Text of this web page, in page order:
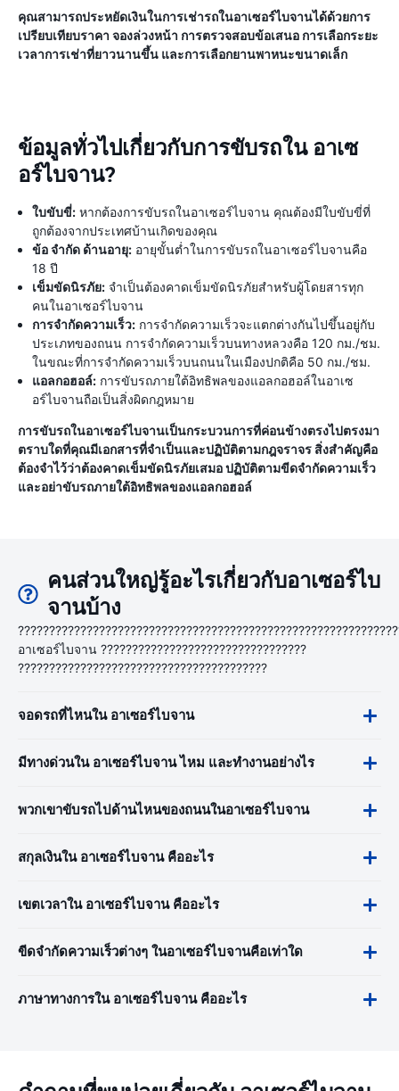
คุณสามารถประหยัดเงินในการเช่ารถในอาเซอร์ไบจานได้ด้วยการ
เปรียบเทียบราคา จองล่วงหน้า การตรวจสอบข้อเสนอ การเลือกระยะ
เวลาการเช่าที่ยาวนานขึ้น และการเลือกยานพาหนะขนาดเล็ก
ข้อมูลทั่วไปเกี่ยวกับการขับรถใน อาเซ
อร์ไบจาน?
ใบขับขี่: หากต้องการขับรถในอาเซอร์ไบจาน คุณต้องมีใบขับขี่ที่
ถูกต้องจากประเทศบ้านเกิดของคุณ
ข้อ จำกัด ด้านอายุ: อายุขั้นต่ำในการขับรถในอาเซอร์ไบจานคือ
18 ปี
เข็มขัดนิรภัย: จำเป็นต้องคาดเข็มขัดนิรภัยสำหรับผู้โดยสารทุก
คนในอาเซอร์ไบจาน
การจำกัดความเร็ว: การจำกัดความเร็วจะแตกต่างกันไปขึ้นอยู่กับ
ประเภทของถนน การจำกัดความเร็วบนทางหลวงคือ 120 กม./ชม.
ในขณะที่การจำกัดความเร็วบนถนนในเมืองปกติคือ 50 กม./ชม.
แอลกอฮอล์: การขับรถภายใต้อิทธิพลของแอลกอฮอล์ในอาเซ
อร์ไบจานถือเป็นสิ่งผิดกฎหมาย
การขับรถในอาเซอร์ไบจานเป็นกระบวนการที่ค่อนข้างตรงไปตรงมา
ตราบใดที่คุณมีเอกสารที่จำเป็นและปฏิบัติตามกฎจราจร สิ่งสำคัญคือ
ต้องจำไว้ว่าต้องคาดเข็มขัดนิรภัยเสมอ ปฏิบัติตามขีดจำกัดความเร็ว
และอย่าขับรถภายใต้อิทธิพลของแอลกอฮอล์
คนส่วนใหญ่รู้อะไรเกี่ยวกับอาเซอร์ไบ
จานบ้าง
อาเซอร์ไบจาน ?????????????????????????????????
????????????????????????????????????????
จอดรถที่ไหนใน อาเซอร์ไบจาน
มีทางด่วนใน อาเซอร์ไบจาน ไหม และทำงานอย่างไร
พวกเขาขับรถไปด้านไหนของถนนในอาเซอร์ไบจาน
สกุลเงินใน อาเซอร์ไบจาน คืออะไร
เขตเวลาใน อาเซอร์ไบจาน คืออะไร
ขีดจำกัดความเร็วต่างๆ ในอาเซอร์ไบจานคือเท่าใด
ภาษาทางการใน อาเซอร์ไบจาน คืออะไร